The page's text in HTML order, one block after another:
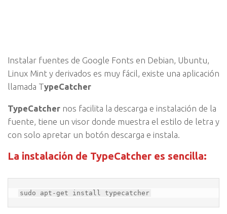
Instalar fuentes de Google Fonts en Debian, Ubuntu,
Linux Mint y derivados es muy fácil, existe una aplicación
llamada TypeCatcher
TypeCatcher nos facilita la descarga e instalación de la
fuente, tiene un visor donde muestra el estilo de letra y
con solo apretar un botón descarga e instala.
La instalación de TypeCatcher es sencilla:
sudo apt-get install typecatcher